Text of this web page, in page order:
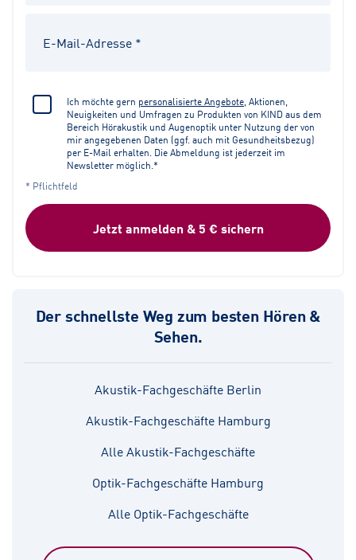
Ich möchte gern personalisierte Angebote , Aktionen,
Neuigkeiten und Umfragen zu Produkten von KIND aus dem
Bereich Hörakustik und Augenoptik unter Nutzung der von
mir angegebenen Daten (ggf. auch mit Gesundheitsbezug)
per E-Mail erhalten. Die Abmeldung ist jederzeit im
Newsletter möglich.*
* Pflichtfeld
Jetzt anmelden & 5 € sichern
Der schnellste Weg zum besten Hören &
Sehen.
Akustik-Fachgeschäfte Berlin
Akustik-Fachgeschäfte Hamburg
Alle Akustik-Fachgeschäfte
Optik-Fachgeschäfte Hamburg
Alle Optik-Fachgeschäfte